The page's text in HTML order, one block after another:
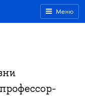
Меню